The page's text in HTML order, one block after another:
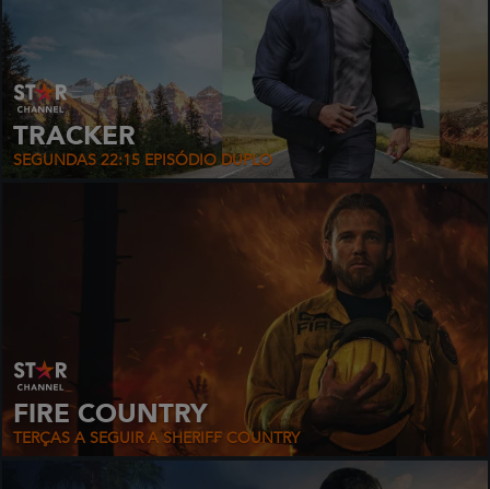
TRACKER
SEGUNDAS 22:15 EPISÓDIO DUPLO
FIRE COUNTRY
TERÇAS A SEGUIR A SHERIFF COUNTRY